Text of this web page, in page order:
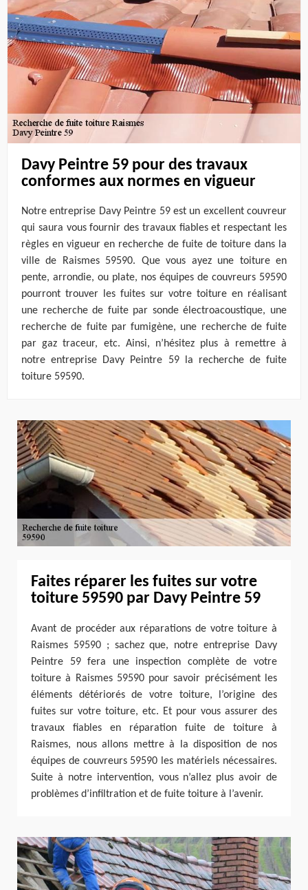
Davy Peintre 59 pour des travaux
conformes aux normes en vigueur
Notre entreprise Davy Peintre 59 est un excellent couvreur
qui saura vous fournir des travaux fiables et respectant les
règles en vigueur en recherche de fuite de toiture dans la
ville de Raismes 59590. Que vous ayez une toiture en
pente, arrondie, ou plate, nos équipes de couvreurs 59590
pourront trouver les fuites sur votre toiture en réalisant
une recherche de fuite par sonde électroacoustique, une
recherche de fuite par fumigène, une recherche de fuite
par gaz traceur, etc. Ainsi, n’hésitez plus à remettre à
notre entreprise Davy Peintre 59 la recherche de fuite
toiture 59590.
Faites réparer les fuites sur votre
toiture 59590 par Davy Peintre 59
Avant de procéder aux réparations de votre toiture à
Raismes 59590 ; sachez que, notre entreprise Davy
Peintre 59 fera une inspection complète de votre
toiture à Raismes 59590 pour savoir précisément les
éléments détériorés de votre toiture, l’origine des
fuites sur votre toiture, etc. Et pour vous assurer des
travaux fiables en réparation fuite de toiture à
Raismes, nous allons mettre à la disposition de nos
équipes de couvreurs 59590 les matériels nécessaires.
Suite à notre intervention, vous n’allez plus avoir de
problèmes d’infiltration et de fuite toiture à l’avenir.